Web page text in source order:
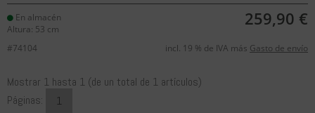
En almacén
Altura: 53 cm
259,90 €
#74104 incl. 19 % de IVA más Gasto de envío
Mostrar 1 hasta 1 (de un total de 1 artículos)
Páginas:
1